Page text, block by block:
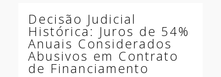
Decisão Judicial
Histórica: Juros de 54%
Anuais Considerados
Abusivos em Contrato
de Financiamento